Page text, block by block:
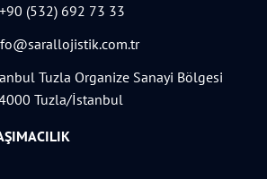
(532) 692 73 33
Tuzla Organize Sanayi Bölgesi
Tuzla/İstanbul